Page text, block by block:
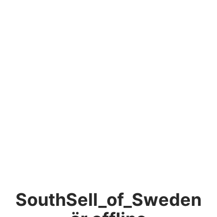
SouthSell_of_Sweden